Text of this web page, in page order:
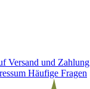
Versand und Zahlung
Häufige Fragen